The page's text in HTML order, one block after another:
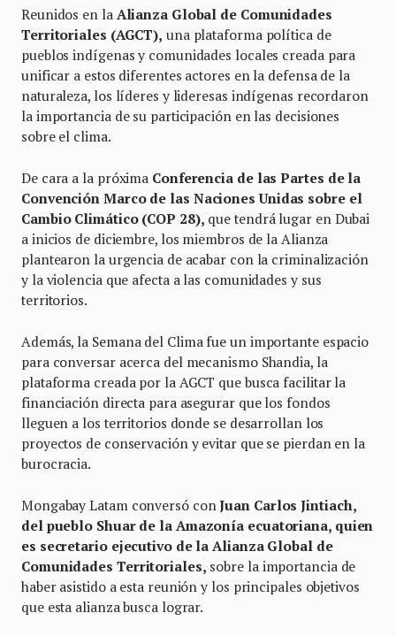
Reunidos en la Alianza Global de Comunidades
Territoriales (AGCT), una plataforma política de
pueblos indígenas y comunidades locales creada para
unificar a estos diferentes actores en la defensa de la
naturaleza, los líderes y lideresas indígenas recordaron
la importancia de su participación en las decisiones
sobre el clima.
De cara a la próxima Conferencia de las Partes de la
Convención Marco de las Naciones Unidas sobre el
Cambio Climático (COP 28), que tendrá lugar en Dubai
a inicios de diciembre, los miembros de la Alianza
plantearon la urgencia de acabar con la criminalización
y la violencia que afecta a las comunidades y sus
territorios.
Además, la Semana del Clima fue un importante espacio
para conversar acerca del mecanismo Shandia, la
plataforma creada por la AGCT que busca facilitar la
financiación directa para asegurar que los fondos
lleguen a los territorios donde se desarrollan los
proyectos de conservación y evitar que se pierdan en la
burocracia.
Mongabay Latam conversó conJuan Carlos Jintiach,
del pueblo Shuar de la Amazonía ecuatoriana, quien
es secretario ejecutivo de la Alianza Global de
Comunidades Territoriales, sobre la importancia de
haber asistido a esta reunión y los principales objetivos
que esta alianza busca lograr.